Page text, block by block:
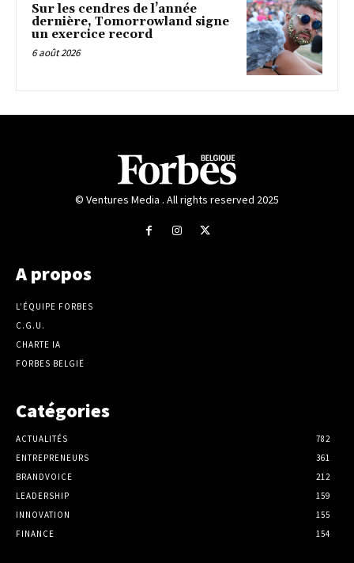
Sur les cendres de l’année
dernière, Tomorrowland signe
un exercice record
6 août 2026
© Ventures Media . All rights reserved 2025
A propos
L’ÉQUIPE FORBES
C.G.U.
CHARTE IA
FORBES BELGIË
Catégories
ACTUALITÉS
782
ENTREPRENEURS
361
BRANDVOICE
212
LEADERSHIP
159
INNOVATION
155
FINANCE
154